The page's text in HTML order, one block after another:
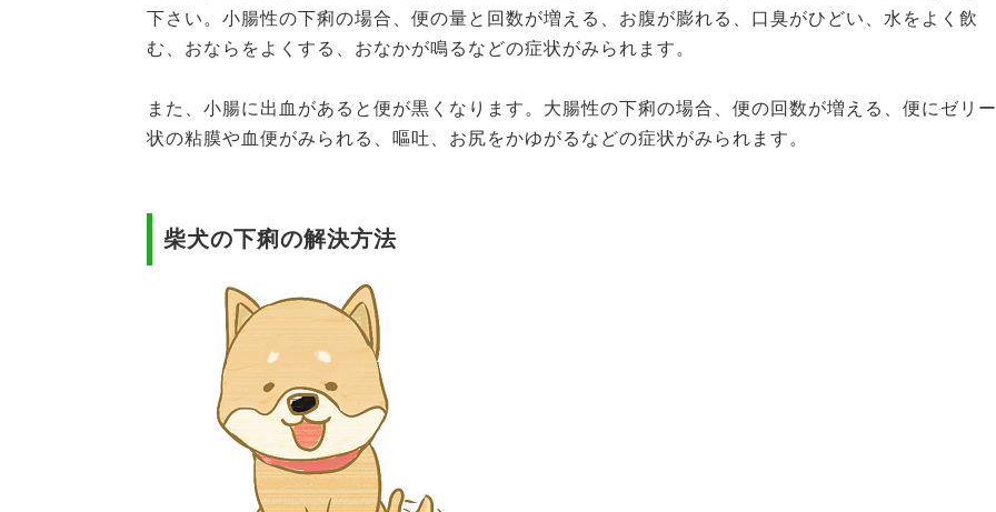
下さい。小腸性の下痢の場合、便の量と回数が増える、お腹が膨れる、口臭がひどい、水をよく飲
む、おならをよくする、おなかが鳴るなどの症状がみられます。
また、小腸に出血があると便が黒くなります。大腸性の下痢の場合、便の回数が増える、便にゼリー
状の粘膜や血便がみられる、嘔吐、お尻をかゆがるなどの症状がみられます。
柴犬の下痢の解決方法